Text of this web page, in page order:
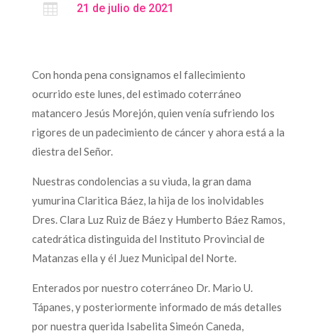
 21 de julio de 2021
Con honda pena consignamos el fallecimiento
ocurrido este lunes, del estimado coterráneo
matancero Jesús Morejón, quien venía sufriendo los
rigores de un padecimiento de cáncer y ahora está a la
diestra del Señor.
Nuestras condolencias a su viuda, la gran dama
yumurina Claritica Báez, la hija de los inolvidables
Dres. Clara Luz Ruiz de Báez y Humberto Báez Ramos,
catedrática distinguida del Instituto Provincial de
Matanzas ella y él Juez Municipal del Norte.
Enterados por nuestro coterráneo Dr. Mario U.
Tápanes, y posteriormente informado de más detalles
por nuestra querida Isabelita Simeón Caneda,